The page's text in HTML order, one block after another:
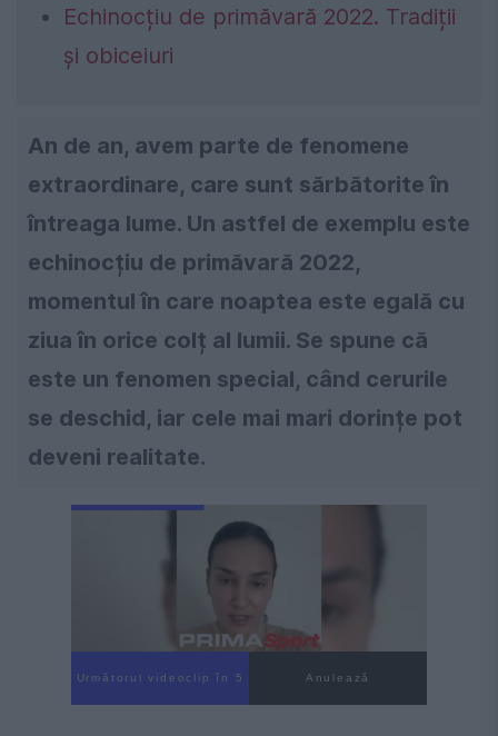
Echinocțiu de primăvară 2022. Tradiții
și obiceiuri
An de an, avem parte de fenomene
extraordinare, care sunt sărbătorite în
întreaga lume. Un astfel de exemplu este
echinocțiu de primăvară 2022,
momentul în care noaptea este egală cu
ziua în orice colț al lumii. Se spune că
este un fenomen special, când cerurile
se deschid, iar cele mai mari dorințe pot
deveni realitate.
Următorul videoclip în 4 Anulează